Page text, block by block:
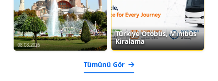
08.08.2026
Türkiye Otobüs, Minibüs
Kiralama
Tümünü Gör